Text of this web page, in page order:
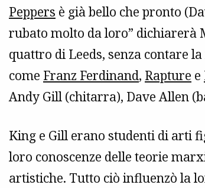
Peppers è già bello che pronto
rubato molto da loro” dichiarerà
quattro di Leeds, senza contare
come Franz Ferdinand, Rapture e
Andy Gill (chitarra), Dave Allen
King e Gill erano studenti di arti
loro conoscenze delle teorie
artistiche. Tutto ciò influenzò la